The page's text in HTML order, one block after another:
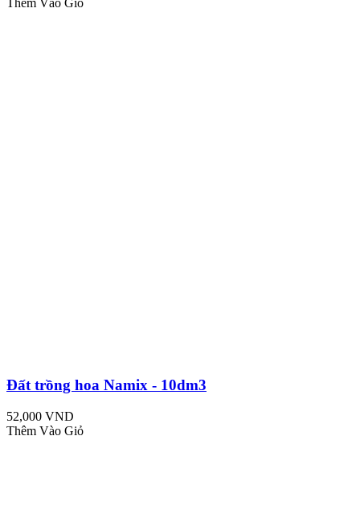
Thêm Vào Giỏ
Đất trồng hoa Namix - 10dm3
52,000 VND
Thêm Vào Giỏ